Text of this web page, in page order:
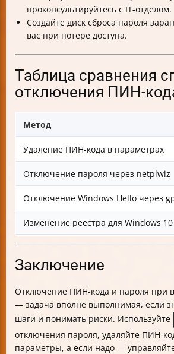
проконсультируйтесь с IT-отделом.
Создайте диск сброса пароля
вас при потере доступа.
Таблица сравнения
отключения ПИН-
Метод
Удаление ПИН-кода в параметрах
Отключение пароля через netplwiz
Отключение Windows Hello через
Изменение реестра для Windows
Заключение
Отключение ПИН-кода и пароля при
— задача вполне выполнимая, если
шаги и понимать риски. Используйте
отключения пароля, удаляйте ПИН-
параметры, а если надо —